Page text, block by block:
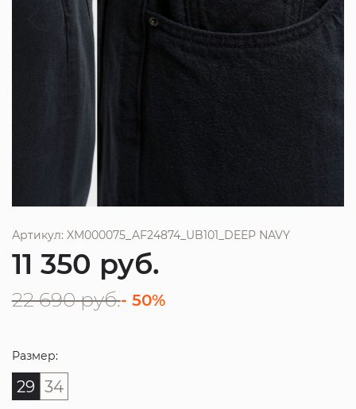
Артикул: XM000075_AF24874_UB101_DEEP NAVY
11 350 руб.
22 690 руб.- 50%
Размер:
29 34